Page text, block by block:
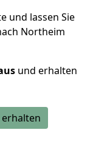
und lassen Sie
Northeim
und erhalten